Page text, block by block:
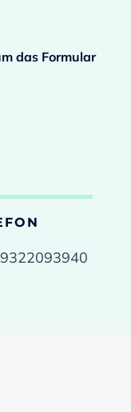
das Formular